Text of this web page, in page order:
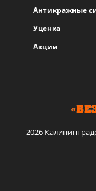
Антикражные
Уценка
Акции
2026